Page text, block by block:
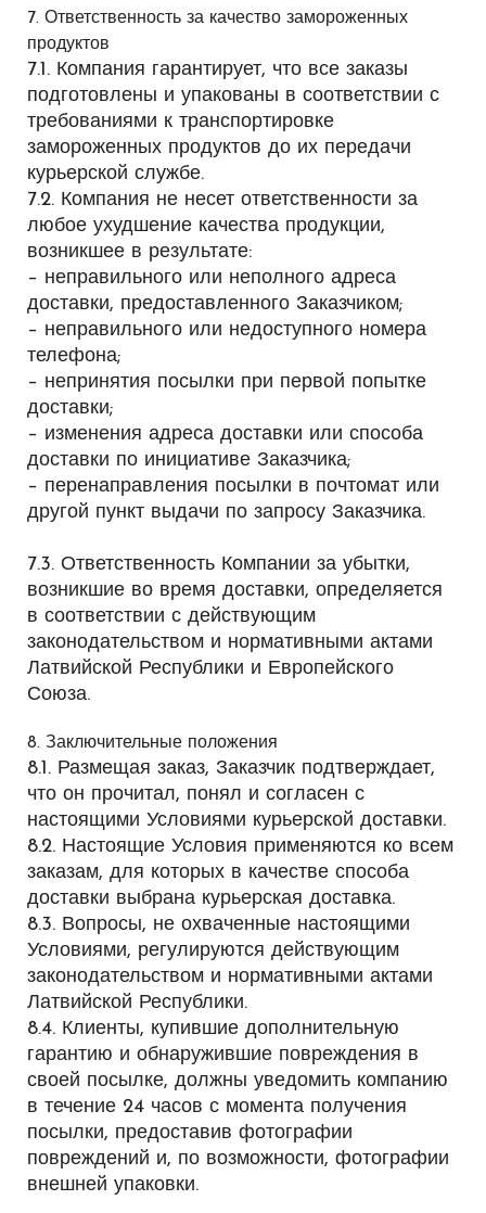
7. Ответственность за качество замороженных
продуктов
7.1. Компания гарантирует, что все заказы
подготовлены и упакованы в соответствии с
требованиями к транспортировке
замороженных продуктов до их передачи
курьерской службе.
7.2. Компания не несет ответственности за
любое ухудшение качества продукции,
возникшее в результате:
– неправильного или неполного адреса
доставки, предоставленного Заказчиком;
– неправильного или недоступного номера
телефона;
– непринятия посылки при первой попытке
доставки;
– изменения адреса доставки или способа
доставки по инициативе Заказчика;
– перенаправления посылки в почтомат или
другой пункт выдачи по запросу Заказчика.
7.3. Ответственность Компании за убытки,
возникшие во время доставки, определяется
в соответствии с действующим
законодательством и нормативными актами
Латвийской Республики и Европейского
Союза.
8. Заключительные положения
8.1. Размещая заказ, Заказчик подтверждает,
что он прочитал, понял и согласен с
настоящими Условиями курьерской доставки.
8.2. Настоящие Условия применяются ко всем
заказам, для которых в качестве способа
доставки выбрана курьерская доставка.
8.3. Вопросы, не охваченные настоящими
Условиями, регулируются действующим
законодательством и нормативными актами
Латвийской Республики.
8.4. Клиенты, купившие дополнительную
гарантию и обнаружившие повреждения в
своей посылке, должны уведомить компанию
в течение 24 часов с момента получения
посылки, предоставив фотографии
повреждений и, по возможности, фотографии
внешней упаковки.